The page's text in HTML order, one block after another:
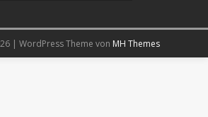
| WordPress Theme von MH Themes